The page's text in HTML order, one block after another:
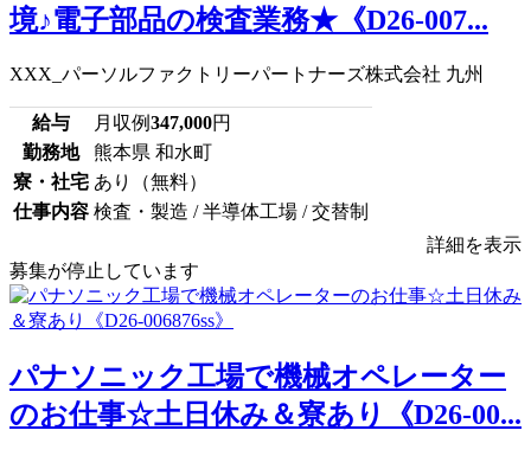
境♪電子部品の検査業務★《D26-007...
XXX_パーソルファクトリーパートナーズ株式会社 九州
給与 月収例347,000円
勤務地
熊本県 和水町
寮・社宅 あり（無料）
仕事内容 検査・製造 / 半導体工場 / 交替制
詳細を表示
募集が停止しています
パナソニック工場で機械オペレーター
のお仕事☆土日休み＆寮あり《D26-00...